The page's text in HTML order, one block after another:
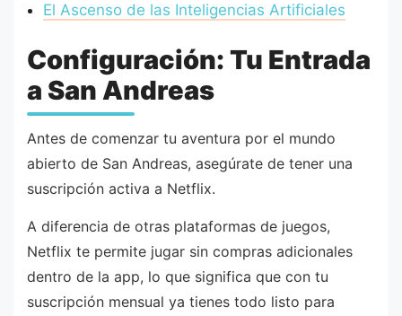
El Ascenso de las Inteligencias Artificiales
Configuración: Tu Entrada
a San Andreas
Antes de comenzar tu aventura por el mundo
abierto de San Andreas, asegúrate de tener una
suscripción activa a Netflix.
A diferencia de otras plataformas de juegos,
Netflix te permite jugar sin compras adicionales
dentro de la app, lo que significa que con tu
suscripción mensual ya tienes todo listo para